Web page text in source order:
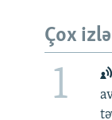
Çox
1